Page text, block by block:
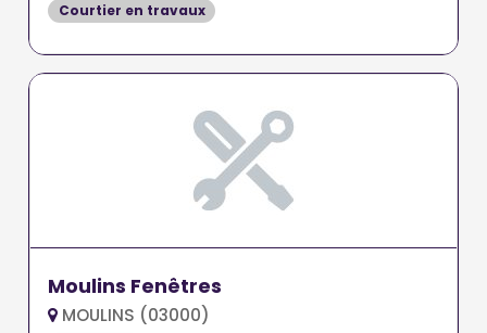
Courtier en travaux
Moulins Fenêtres
MOULINS (03000)